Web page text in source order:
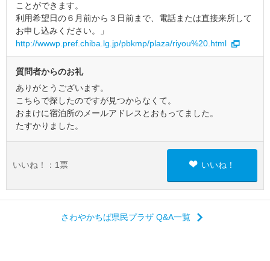
ことができます。
利用希望日の６月前から３日前まで、電話または直接来所して
お申し込みください。」
http://wwwp.pref.chiba.lg.jp/pbkmp/plaza/riyou%20.html
質問者からのお礼
ありがとうございます。
こちらで探したのですが見つからなくて。
おまけに宿泊所のメールアドレスとおもってました。
たすかりました。
いいね！： 1 票 いいね！
さわやかちば県民プラザ Q&A一覧